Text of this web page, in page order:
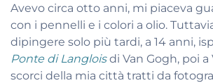
Avevo circa otto anni, mi piaceva
con i pennelli e i colori a olio.
dipingere solo più tardi, a 14 anni,
Ponte di Langloisdi Van Gogh, poi a
scorci della mia città tratti da